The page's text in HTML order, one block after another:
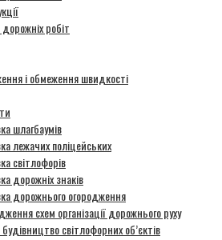
робіт
і обмеження швидкості
шлагбаумів
лежачих поліцейських
світлофорів
дорожніх знаків
дорожнього огородження
схем організації дорожнього руху
світлофорних об’єктів